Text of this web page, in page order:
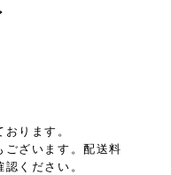
ります。
ございます。配送料
ください。